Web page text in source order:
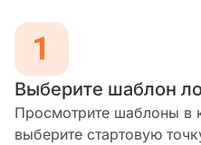
Выберите шаблон
Просмотрите шаблоны в
выберите стартовую